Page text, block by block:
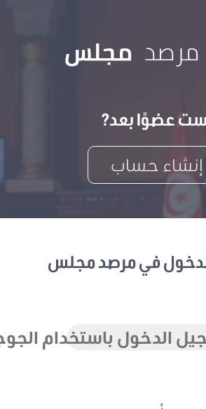
عضوًا بعد?
حساب
في مرصد مجلس
الدخول باستخدام الجوجل